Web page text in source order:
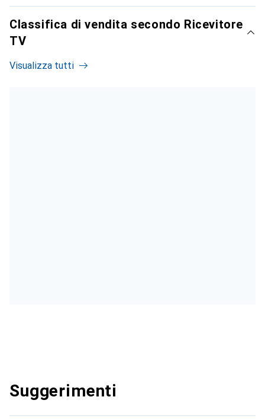
Classifica di vendita secondo Ricevitore
TV
Visualizza tutti
Suggerimenti